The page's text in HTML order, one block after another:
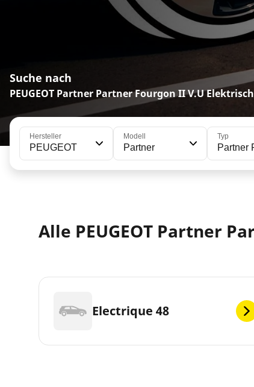
Suche nach
PEUGEOT Partner Partner Fourgon II V.U
Hersteller
PEUGEOT
Modell
Partner
Typ
Partner
Alle PEUGEOT Partner
Electrique 48